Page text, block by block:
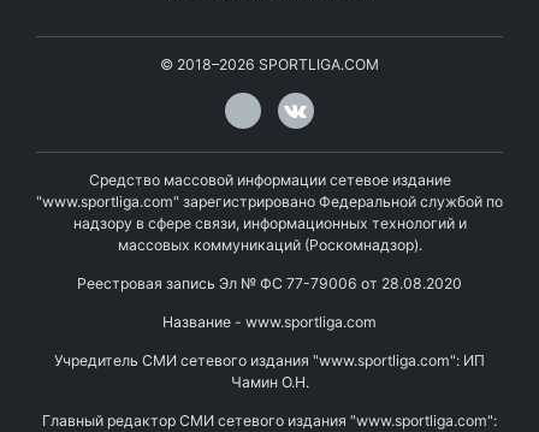
© 2018–2026 SPORTLIGA.COM
Средство массовой информации сетевое издание
"www.sportliga.com" зарегистрировано Федеральной службой по
надзору в сфере связи, информационных технологий и
массовых коммуникаций (Роскомнадзор).
Реестровая запись Эл № ФС 77-79006 от 28.08.2020
Название - www.sportliga.com
Учредитель СМИ сетевого издания "www.sportliga.com": ИП
Чамин О.Н.
Главный редактор СМИ сетевого издания "www.sportliga.com":